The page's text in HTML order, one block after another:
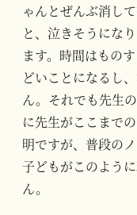
ゃんとぜんぶ消し
と、泣きそうにな
ます。時間はもの
どいことになるし
ん。それでも先生
に先生がここまで
明ですが、普段の
子どもがこのよう
ん。